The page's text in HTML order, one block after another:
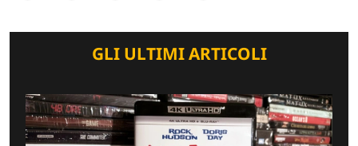
GLI ULTIMI ARTICOLI